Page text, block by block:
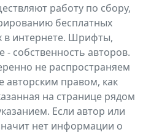
работу по сбору,
бесплатных
интернете. Шрифты,
- собственность авторов.
не распространяем
правом, как
на странице рядом
Если автор или
нет информации о